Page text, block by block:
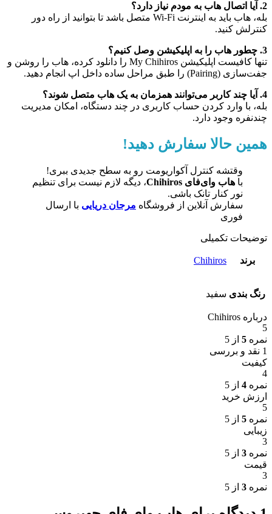
2. آیا اتصال هاب به مودم نیاز دارد؟
بله، هاب باید به اینترنت Wi-Fi متصل باشد تا بتوانید از راه دور
کنترلش کنید.
3. چطور هاب را به اپلیکیشن وصل کنیم؟
تنها کافیست اپلیکیشن My Chihiros را دانلود کرده، هاب را روشن و
جفت‌سازی (Pairing) را طبق مراحل ساده داخل اپ انجام دهید.
4. آیا چند کاربر می‌توانند همزمان به یک هاب متصل شوند؟
بله، با وارد کردن حساب کاربری در چند دستگاه، امکان مدیریت
چندنفره وجود دارد.
همین حالا سفارش دهید!
وقتشه کنترل آکواریومت رو به سطح جدیدی ببری!
با هاب وای‌فای Chihiros
، دیگه لازم نیست برای تنظیم
نور کنار تانک باشی.
سفارش آنلاین از فروشگاه مرجان دریایی با ارسال
فوری
توضیحات تکمیلی
برند Chihiros
رنگ بندی سفید
درباره Chihiros
5
نمره 5 از 5
1 نقد و بررسی
کیفیت
4
نمره 4 از 5
ارزش خرید
5
نمره 5 از 5
زیبایی
3
نمره 3 از 5
قیمت
3
نمره 3 از 5